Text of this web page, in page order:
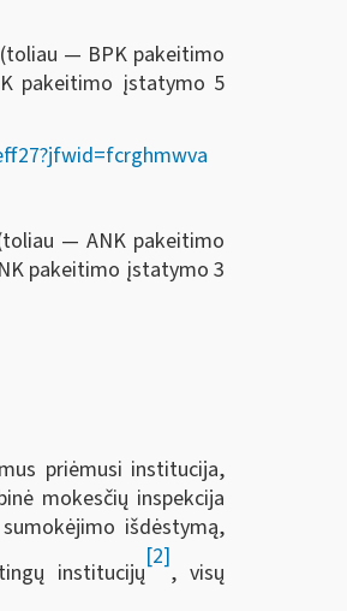
(toliau — BPK pakeitimo
pakeitimo įstatymo 5
— ANK pakeitimo
pakeitimo įstatymo 3
priėmusi institucija,
mokesčių inspekcija
išdėstymą,
institucijų
[2]
, visų